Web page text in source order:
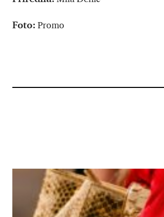
Foto: Promo